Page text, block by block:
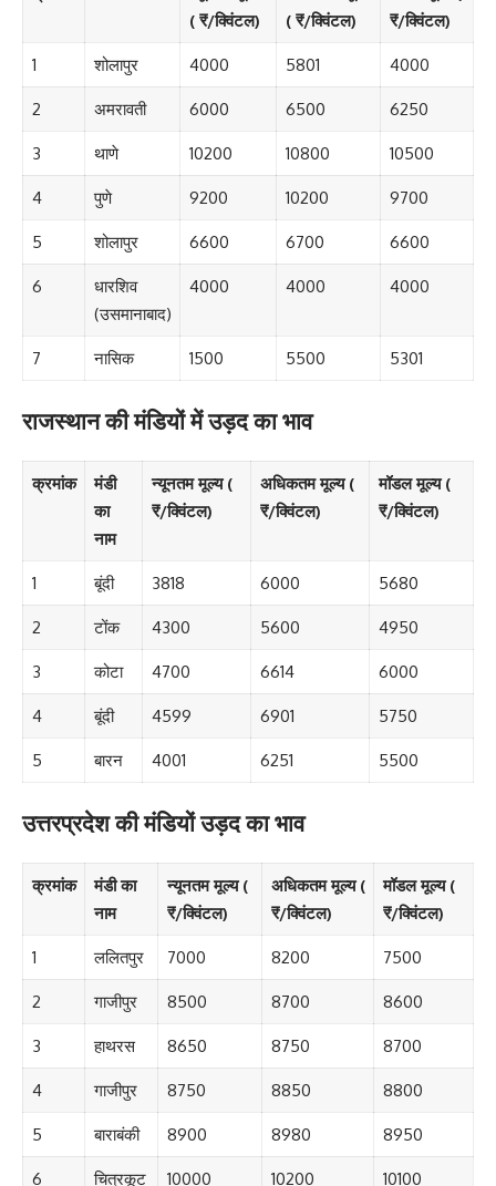
( ₹/क्विंटल)
( ₹/क्विंटल)
₹/क्विंटल)
1 शोलापुर 4000 5801 4000
2 अमरावती 6000 6500 6250
3 थाणे 10200 10800 10500
4 पुणे 9200 10200 9700
5 शोलापुर 6600 6700 6600
6
धारशिव
(उसमानाबाद)
4000 4000 4000
7 नासिक 1500 5500 5301
राजस्थान की मंडियों में उड़द का भाव
क्रमांक
मंडी
का
नाम
न्यूनतम मूल्य (
₹/क्विंटल)
अधिकतम मूल्य (
₹/क्विंटल)
मॉडल मूल्य (
₹/क्विंटल)
1 बूंदी 3818 6000 5680
2 टोंक 4300 5600 4950
3 कोटा 4700 6614 6000
4 बूंदी 4599 6901 5750
5 बारन 4001 6251 5500
उत्तरप्रदेश की मंडियों उड़द का भाव
क्रमांक
मंडी का
नाम
न्यूनतम मूल्य (
₹/क्विंटल)
अधिकतम मूल्य (
₹/क्विंटल)
मॉडल मूल्य (
₹/क्विंटल)
1 ललितपुर 7000 8200 7500
2 गाजीपुर 8500 8700 8600
3 हाथरस 8650 8750 8700
4 गाजीपुर 8750 8850 8800
5 बाराबंकी 8900 8980 8950
6 चित्रकूट 10000 10200 10100